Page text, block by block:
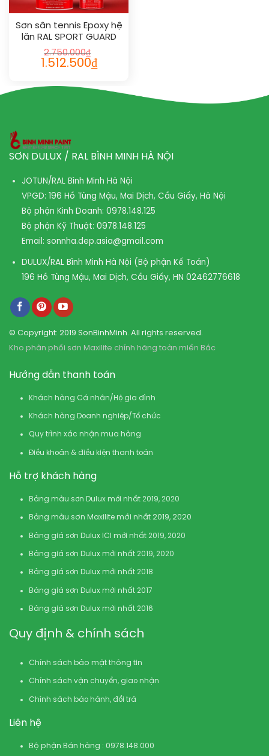
Sơn sân tennis Epoxy hệ
lăn RAL SPORT GUARD
1019
2.750.000₫
1.512.500₫
SƠN DULUX / RAL BÌNH MINH HÀ NỘI
JOTUN/RAL Bình Minh Hà Nội
VPGD: 196 Hồ Tùng Mậu, Mai Dịch, Cầu Giấy, Hà Nội
Bộ phận Kinh Doanh: 0978.148.125
Bộ phận Kỹ Thuật: 0978.148.125
Email: sonnha.dep.asia@gmail.com
DULUX/RAL Bình Minh Hà Nội (Bộ phận Kế Toán)
196 Hồ Tùng Mậu, Mai Dịch, Cầu Giấy, HN 02462776618
© Copyright: 2019 SonBinhMinh. All rights reserved.
Kho phân phối sơn Maxilite chính hãng toàn miền Bắc
Hướng dẫn thanh toán
Khách hàng Cá nhân/Hộ gia đình
Khách hàng Doanh nghiệp/Tổ chức
Quy trình xác nhận mua hàng
Điều khoản & điều kiện thanh toán
Hỗ trợ khách hàng
Bảng màu sơn Dulux mới nhất 2019, 2020
Bảng màu sơn Maxilite mới nhất 2019, 2020
Bảng giá sơn Dulux ICI mới nhất 2019, 2020
Bảng giá sơn Dulux mới nhất 2019, 2020
Bảng giá sơn Dulux mới nhất 2018
Bảng giá sơn Dulux mới nhất 2017
Bảng giá sơn Dulux mới nhất 2016
Quy định & chính sách
Chính sách bảo mật thông tin
Chính sách vận chuyển, giao nhận
Chính sách bảo hành, đổi trả
Liên hệ
Bộ phận Bán hàng : 0978.148.000